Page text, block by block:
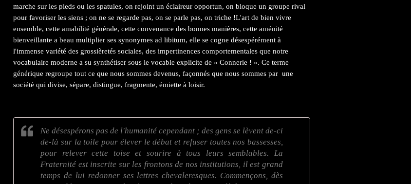
marche sur les pieds ou les spatules, on rejoint un éclaireur opportun, on bloque un groupe rival
pour favoriser les siens ; on ne se regarde pas, on se parle pas, on triche !L'art de bien vivre
ensemble, cette amabilité générale, cette convenance des bonnes manières, cette aménité
bienveillante a beau multiplier ses synonymes ad libitum, elle se cogne désespérément à
l'immense variété des grossièretés sociales, des impertinences comportementales que notre
vocabulaire moderne a su synthétiser sous le vocable explicite de « Connerie ! ». Ce terme
générique regroupe tout ce que nous sommes devenus, façonnés que nous sommes par une
société qui divise, sépare, distingue, fragmente, émiette à loisir.
Ne désespérons pas de l'humanité cependant ; des gens se lèvent de-ci
de-là sur la toile pour élever le débat et refuser toutes nos bassesses,
pour relever cette toise et sourire à tous leurs semblables. La
Fraternité est inscrite sur les frontons de nos institutions, il est grand
temps de lui redonner ses lettres chevaleresques. Commençons, dès